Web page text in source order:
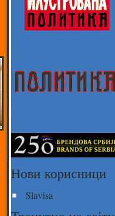
Нови корисници
Slavisa